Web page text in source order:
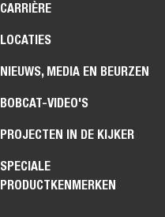
CARRIÈRE
LOCATIES
NIEUWS, MEDIA EN BEURZEN
BOBCAT-VIDEO'S
PROJECTEN IN DE KIJKER
SPECIALE
PRODUCTKENMERKEN